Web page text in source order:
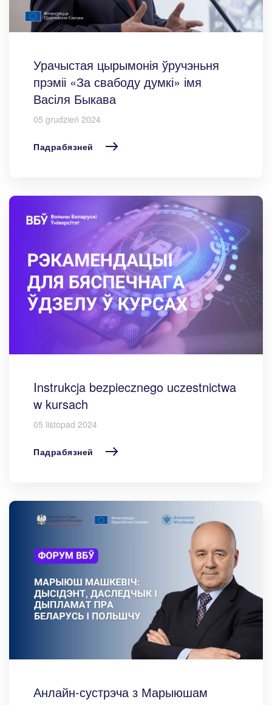
Урачыстая цырымонія ўручэньня
прэміі «За свабоду думкі» імя
Васіля Быкава
05 grudzień 2024
Падрабязней
Instrukcja bezpiecznego uczestnictwa
w kursach
05 listopad 2024
Падрабязней
Анлайн-сустрэча з Марыюшам